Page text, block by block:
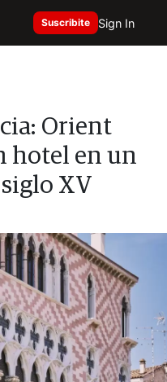
Suscribite Sign In
Orient
hotel en un
XV